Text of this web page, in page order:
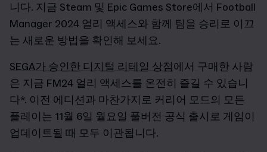
니다. 지금 Steam 및 Epic Games Store에서 Football
Manager 2024 얼리 액세스와 함께 팀을 승리로 이끄
는 새로운 방법을 확인해 보세요.
SEGA가 승인한 디지털 리테일 상점에서 구매한 사람
은 지금 FM24 얼리 액세스를 온전히 즐길 수 있습니
다*. 이전 에디션과 마찬가지로 커리어 모드의 모든
플레이는 11월 6일 월요일 풀버전 공식 출시로 게임이
업데이트될 때 모두 이관됩니다.